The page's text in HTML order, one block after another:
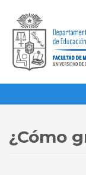
¿Cómo